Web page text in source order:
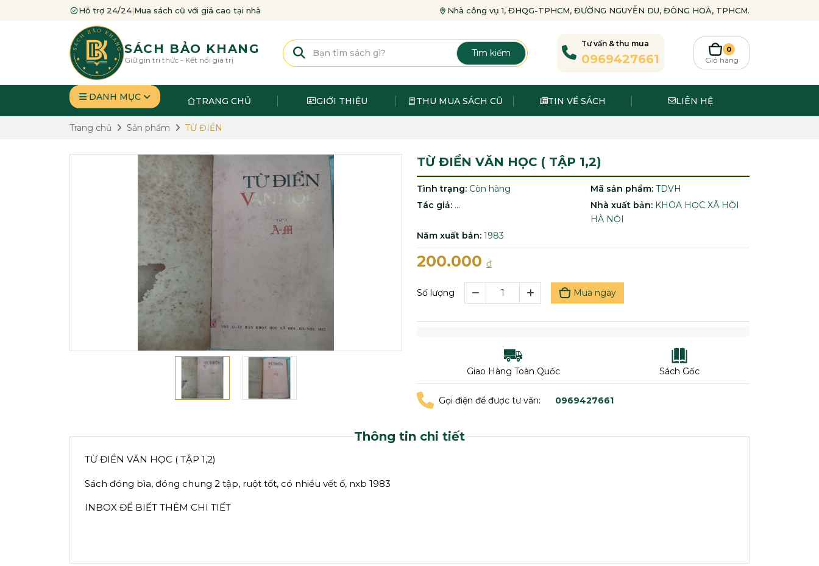
Hỗ trợ 24/24|Mua sách cũ với giá cao tại nhà Nhà công vụ 1, ĐHQG-TPHCM, ĐƯỜNG NGUYỄN DU, ĐÔNG HOÀ, TPHCM.
SÁCH BẢO KHANG
Giữ gìn tri thức - Kết nối giá trị
Tìm kiếm
Tư vấn & thu mua
0969427661
0
Giỏ hàng
DANH MỤC TRANG CHỦ GIỚI THIỆU THU MUA SÁCH CŨ TIN VỀ SÁCH LIÊN HỆ
Trang chủ Sản phẩm TỪ ĐIỂN
TỪ ĐIỂN VĂN HỌC ( TẬP 1,2)
Tình trạng: Còn hàng Mã sản phẩm: TDVH
Tác giả: ... Nhà xuất bản: KHOA HỌC XÃ HỘI
HÀ NỘI
Năm xuất bản: 1983
200.000 đ
Số lượng Mua ngay
Giao Hàng Toàn Quốc Sách Gốc
Gọi điện để được tư vấn: 0969427661
Thông tin chi tiết
TỪ ĐIỂN VĂN HỌC ( TẬP 1,2)
Sách đóng bìa, đóng chung 2 tập, ruột tốt, có nhiều vết ố, nxb 1983
INBOX ĐỂ BIẾT THÊM CHI TIẾT